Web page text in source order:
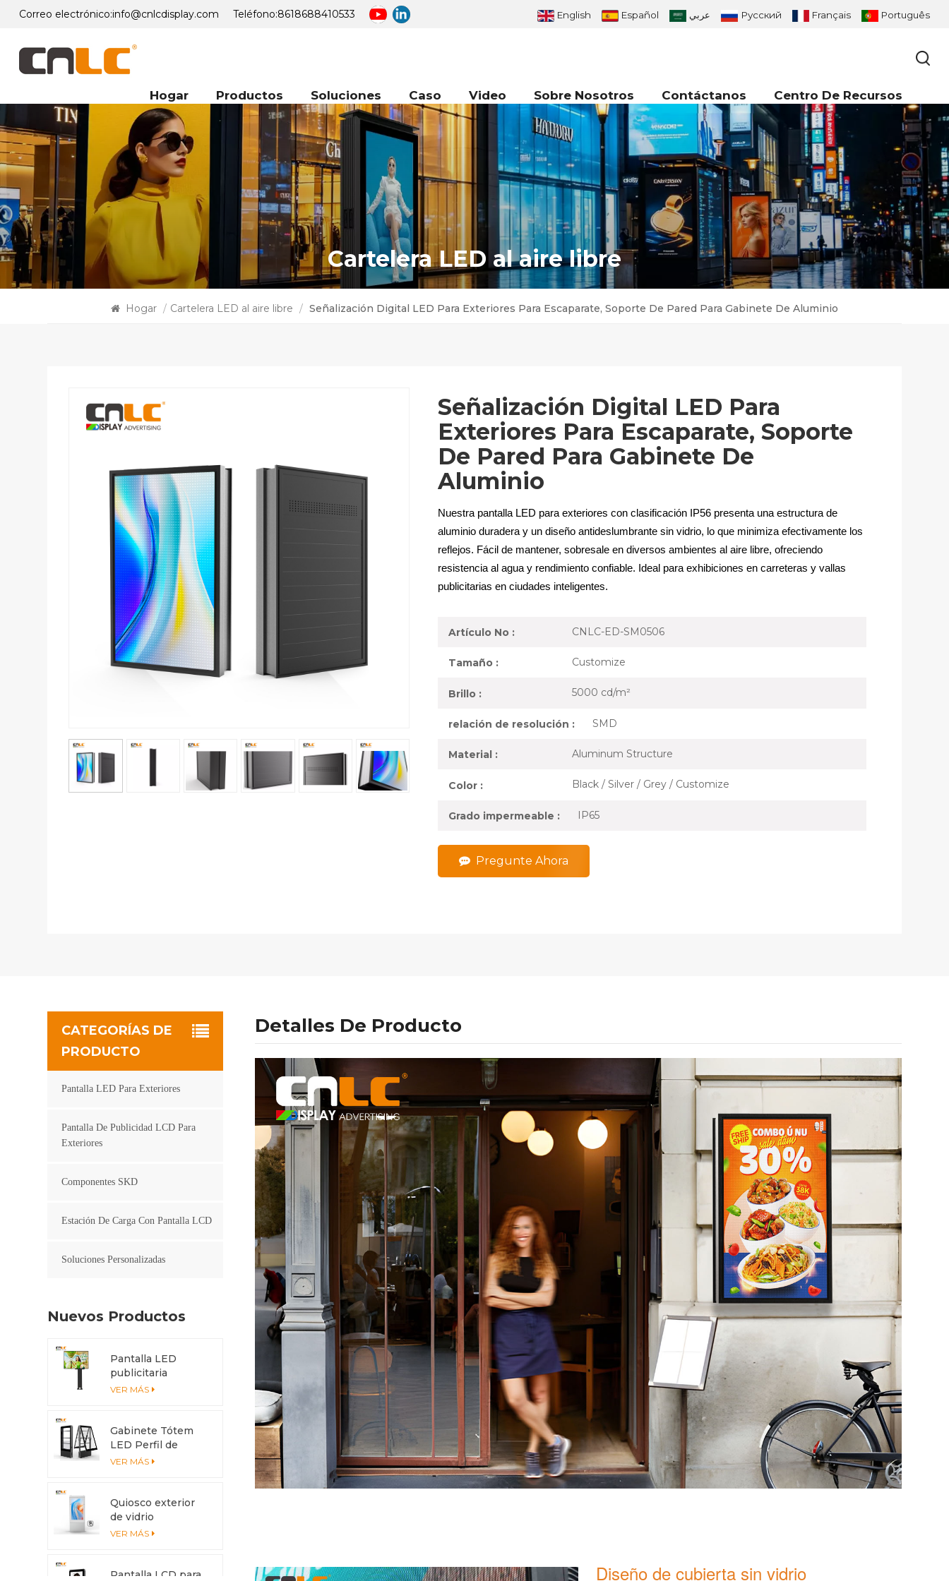
Correo electrónico:info@cnlcdisplay.com Teléfono:8618688410533 English Español عربي Русский Français Português
Hogar Productos Soluciones Caso Video Sobre Nosotros Contáctanos Centro De Recursos
Cartelera LED al aire libre
Hogar / Cartelera LED al aire libre / Señalización Digital LED Para Exteriores Para Escaparate, Soporte De Pared Para Gabinete De Aluminio
Señalización Digital LED Para
Exteriores Para Escaparate, Soporte
De Pared Para Gabinete De
Aluminio
Nuestra pantalla LED para exteriores con clasificación IP56 presenta una estructura de
aluminio duradera y un diseño antideslumbrante sin vidrio, lo que minimiza efectivamente los
reflejos. Fácil de mantener, sobresale en diversos ambientes al aire libre, ofreciendo
resistencia al agua y rendimiento confiable. Ideal para exhibiciones en carreteras y vallas
publicitarias en ciudades inteligentes.
Artículo No : CNLC-ED-SM0506
Tamaño : Customize
Brillo : 5000 cd/m²
relación de resolución : SMD
Material : Aluminum Structure
Color : Black / Silver / Grey / Customize
Grado impermeable : IP65
Pregunte Ahora
Detalles De Producto
Diseño de cubierta sin vidrio
CATEGORÍAS DE
PRODUCTO
Pantalla LED Para Exteriores
Pantalla De Publicidad LCD Para
Exteriores
Componentes SKD
Estación De Carga Con Pantalla LCD
Soluciones Personalizadas
Nuevos Productos
Pantalla LED
publicitaria
exterior de 4x3 m
VER MÁS
Gabinete Tótem
LED Perfil de
aluminio
enfriamiento
VER MÁS
Quiosco exterior
de vidrio
antideslumbrante
VER MÁS
Pantalla LCD para